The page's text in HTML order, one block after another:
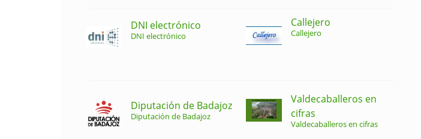
DNI electrónico
DNI electrónico
Callejero
Callejero
Diputación de Badajoz
Diputación de Badajoz
Valdecaballeros en
cifras
Valdecaballeros en cifras